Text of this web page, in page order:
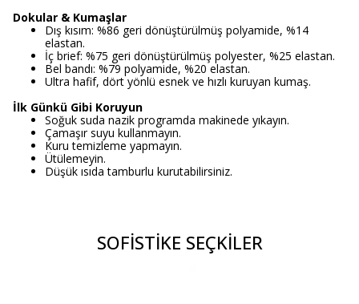
Dokular & Kumaşlar
Dış kısım: %86 geri dönüştürülmüş polyamide, %14
elastan.
İç brief: %75 geri dönüştürülmüş polyester, %25 elastan.
Bel bandı: %79 polyamide, %20 elastan.
Ultra hafif, dört yönlü esnek ve hızlı kuruyan kumaş.
İlk Günkü Gibi Koruyun
Soğuk suda nazik programda makinede yıkayın.
Çamaşır suyu kullanmayın.
Kuru temizleme yapmayın.
Ütülemeyin.
Düşük ısıda tamburlu kurutabilirsiniz.
SOFİSTİKE SEÇKİLER